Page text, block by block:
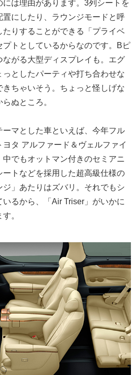
は理由があります。3列シートを
置にしたり、ラウンジモードと呼
りすることができる「プライベ
トとしているからなのです。Bピ
がる大型ディスプレイも。エグ
としたパーティや打ち合わせな
ちゃいそう。ちょっと怪しげな
ぬところ。
ーマとした車といえば、今年フル
タ アルファード＆ヴェルファイ
でもオットマン付きのセミアニ
ートなどを採用した超高級仕様の
ジ」あたりはズバリ。それでもシ
るから、「Air Triser」がいかに
。